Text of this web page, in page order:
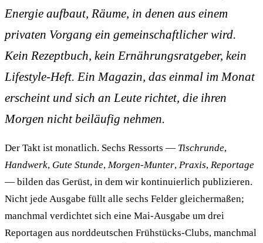
Energie aufbaut, Räume, in denen aus einem
privaten Vorgang ein gemeinschaftlicher wird.
Kein Rezeptbuch, kein Ernährungsratgeber, kein
Lifestyle-Heft. Ein Magazin, das einmal im Monat
erscheint und sich an Leute richtet, die ihren
Morgen nicht beiläufig nehmen.
Der Takt ist monatlich. Sechs Ressorts — Tischrunde,
Handwerk, Gute Stunde, Morgen-Munter, Praxis, Reportage
— bilden das Gerüst, in dem wir kontinuierlich publizieren.
Nicht jede Ausgabe füllt alle sechs Felder gleichermaßen;
manchmal verdichtet sich eine Mai-Ausgabe um drei
Reportagen aus norddeutschen Frühstücks-Clubs, manchmal